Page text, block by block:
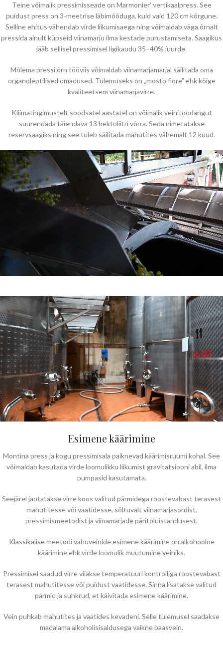
Teine võimalik pressimisseade on Marmonier’ vertikaalpress. See
puidust press on 3-meetrise läbimõõduga, kuid vaid 120 cm kõrgune.
Selline ehitus vähendab virde liikumisaega ning võimaldab väga õrnalt
pressida ainult küpseid viinamarju ilma kestade purustamiseta. Saagikus
jääb sellisel pressimisel ligikaudu 35–40% juurde.
Mõlema pressi õrn tööviis võimaldab viinamarjamarjal säilitada oma
organoleptilised omadused. Tulemuseks on „mosto fiore” ehk kõige
kvaliteetsem viinamarjavirre.
Kliimatingimustelt soodsatel aastatel on võimalik veinitoodangut
suurendada täiendava 13 hektoliitri võrra. Seda nimetatakse
reservsaagiks ning see tuleb säilitada mahutites vähemalt 12 kuud.
Esimene käärimine
Montina press ja kogu pressimisala paiknevad käärimisruumi kohal. See
võimaldab kasutada virde loomulikku liikumist gravitatsiooni abil, ilma
pumpasid kasutamata.
Seejärel jaotatakse virre koos valitud pärmidega roostevabast terasest
mahutitesse või vaatidesse, sõltuvalt viinamarjasordist,
pressimismeetodist ja viinamarjade päritoluistandusest.
Klassikalise meetodi vahuveinide esimene käärimine on alkohoolne
käärimine ehk virde loomulik muutumine veiniks.
Pressimisel saadud virre viiakse temperatuuri kontrolliga roostevabast
terasest mahutitesse või puidust vaatidesse. Sinna lisatakse valitud
pärmid ja suhkrud, et käivitada esimene käärimine.
Vein puhkab mahutites ja vaatides kevadeni. Selle tulemusel saadakse
madalama alkoholisisaldusega vaikne baasvein.